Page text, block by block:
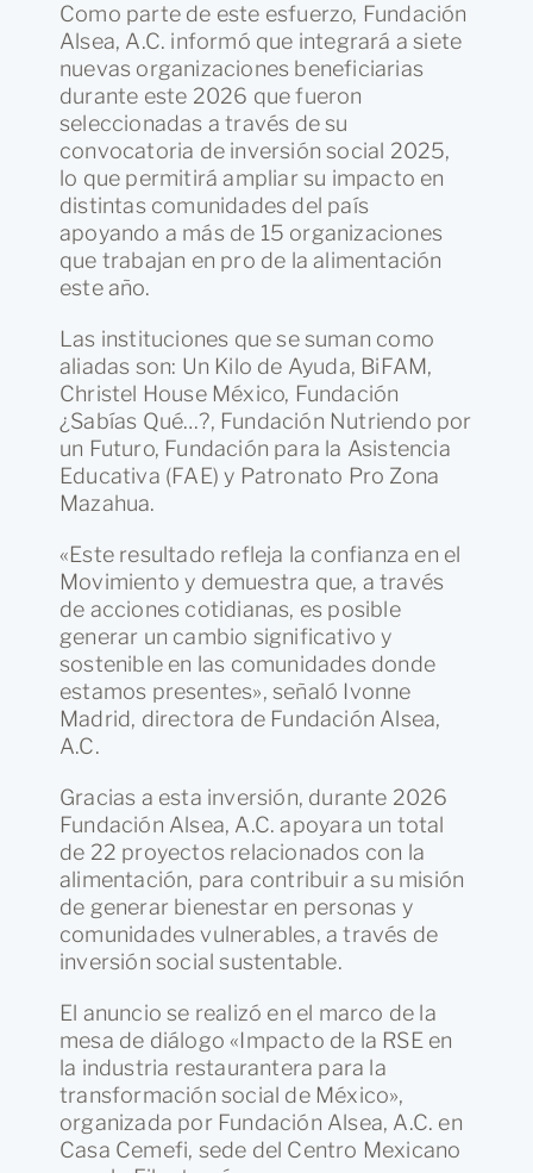
Como parte de este esfuerzo, Fundación
Alsea, A.C. informó que integrará a siete
nuevas organizaciones beneficiarias
durante este 2026 que fueron
seleccionadas a través de su
convocatoria de inversión social 2025,
lo que permitirá ampliar su impacto en
distintas comunidades del país
apoyando a más de 15 organizaciones
que trabajan en pro de la alimentación
este año.
Las instituciones que se suman como
aliadas son: Un Kilo de Ayuda, BiFAM,
Christel House México, Fundación
¿Sabías Qué…?, Fundación Nutriendo por
un Futuro, Fundación para la Asistencia
Educativa (FAE) y Patronato Pro Zona
Mazahua.
«Este resultado refleja la confianza en el
Movimiento y demuestra que, a través
de acciones cotidianas, es posible
generar un cambio significativo y
sostenible en las comunidades donde
estamos presentes», señaló Ivonne
Madrid, directora de Fundación Alsea,
A.C.
Gracias a esta inversión, durante 2026
Fundación Alsea, A.C. apoyara un total
de 22 proyectos relacionados con la
alimentación, para contribuir a su misión
de generar bienestar en personas y
comunidades vulnerables, a través de
inversión social sustentable.
El anuncio se realizó en el marco de la
mesa de diálogo «Impacto de la RSE en
la industria restaurantera para la
transformación social de México»,
organizada por Fundación Alsea, A.C. en
Casa Cemefi, sede del Centro Mexicano